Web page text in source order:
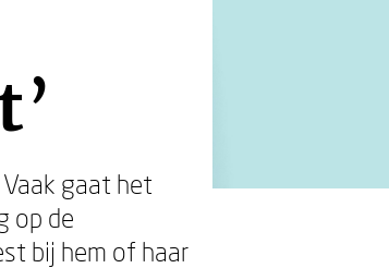
gaat het
op de
bij hem of haar